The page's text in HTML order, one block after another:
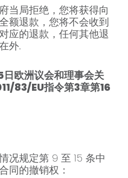
当局拒绝，您将获得向
额退款，您将不会收到
应的退款，任何其他退
外.
欧洲议会和理事会关
83/EU指令第3章第16
况规定第 9 至 15 条中
同的撤销权：